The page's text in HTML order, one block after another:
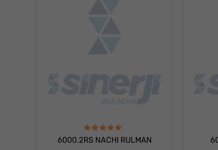
5
üzerinden
6000.2RS NACHI RULMAN